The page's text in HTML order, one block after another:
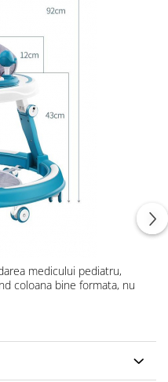
medicului pediatru,
coloana bine formata, nu